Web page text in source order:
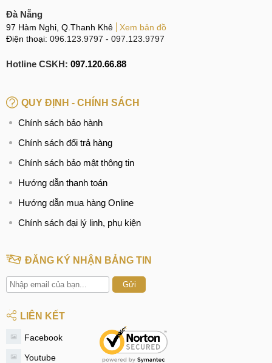
Đà Nẵng
97 Hàm Nghi, Q.Thanh Khê
Xem bản đồ
Điện thoại: 096.123.9797 - 097.123.9797
Hotline CSKH: 097.120.66.88
QUY ĐỊNH - CHÍNH SÁCH
Chính sách bảo hành
Chính sách đổi trả hàng
Chính sách bảo mật thông tin
Hướng dẫn thanh toán
Hướng dẫn mua hàng Online
Chính sách đại lý linh, phụ kiện
ĐĂNG KÝ NHẬN BẢNG TIN
Gửi
LIÊN KẾT
Facebook
Youtube